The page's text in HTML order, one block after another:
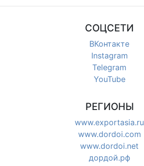
СОЦСЕТИ
ВКонтакте
Instagram
Telegram
YouTube
РЕГИОНЫ
www.exportasia.ru
www.dordoi.com
www.dordoi.net
дордой.рф